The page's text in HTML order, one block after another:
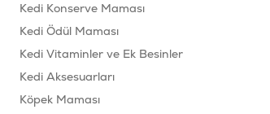
Kedi Konserve Maması
Kedi Ödül Maması
Kedi Vitaminler ve Ek Besinler
Kedi Aksesuarları
Köpek Maması